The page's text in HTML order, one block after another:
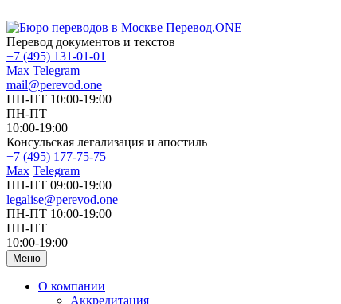
Перевод документов и текстов
+7 (495) 131-01-01
Max Telegram
mail@perevod.one
ПН-ПТ 10:00-19:00
ПН-ПТ
10:00-19:00
Консульская легализация и апостиль
+7 (495) 177-75-75
Max Telegram
ПН-ПТ 09:00-19:00
legalise@perevod.one
ПН-ПТ 10:00-19:00
ПН-ПТ
10:00-19:00
Меню
О компании
Аккредитация